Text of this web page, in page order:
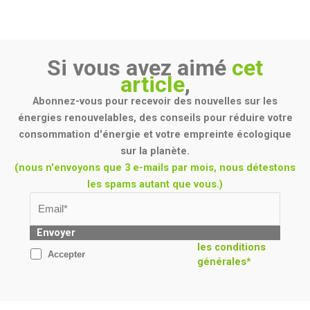
Si vous avez aimé cet
article,
Abonnez-vous pour recevoir des nouvelles sur les
énergies renouvelables, des conseils pour réduire votre
consommation d'énergie et votre empreinte écologique
sur la planète.
(nous n'envoyons que 3 e-mails par mois, nous détestons
les spams autant que vous.)
Envoyer
Accepter
les conditions
générales*